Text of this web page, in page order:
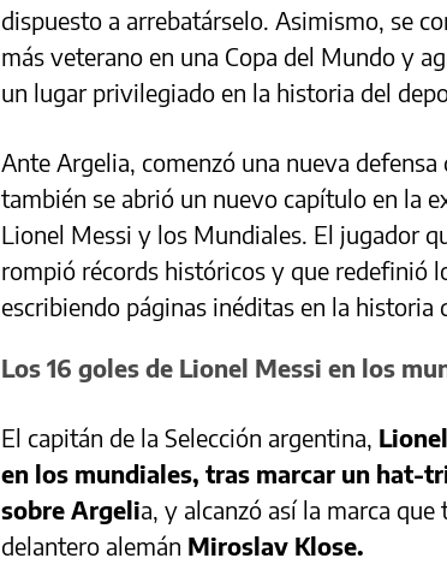
dispuesto a arrebatárselo. Asimismo, se
más veterano en una Copa del Mundo y
un lugar privilegiado en la historia del
Ante Argelia, comenzó una nueva
también se abrió un nuevo capítulo en la
Lionel Messi y los Mundiales. El jugador
rompió récords históricos y que redefinió
escribiendo páginas inéditas en la historia
Los 16 goles de Lionel Messi en los
El capitán de la Selección argentina,
en los mundiales, tras marcar un hat-
sobre Argelia, y alcanzó así la marca
delantero alemán Miroslav Klose.